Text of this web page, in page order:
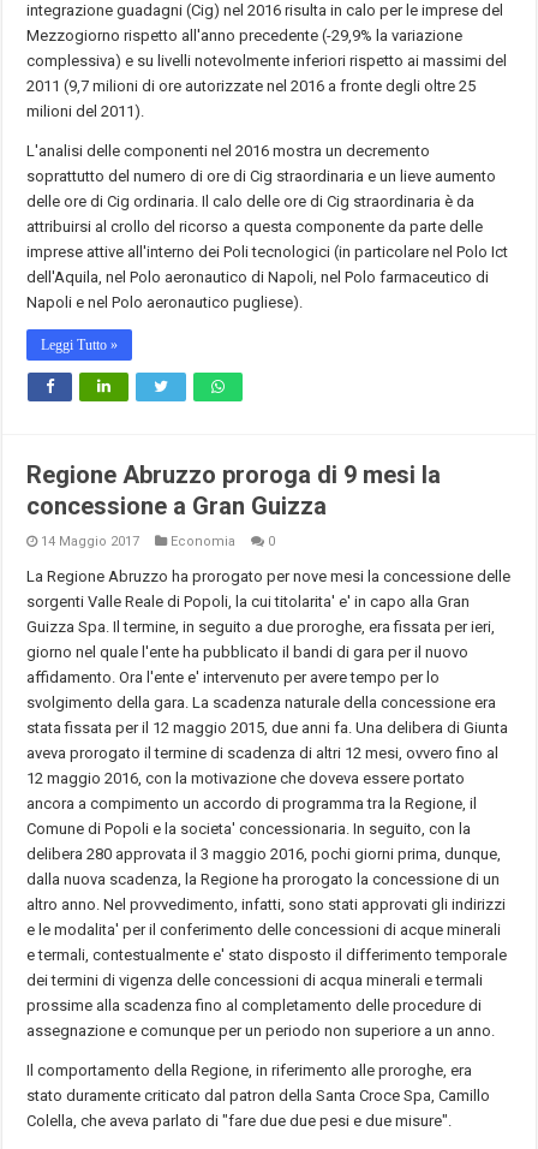
integrazione guadagni (Cig) nel 2016 risulta in calo per le imprese del
Mezzogiorno rispetto all'anno precedente (-29,9% la variazione
complessiva) e su livelli notevolmente inferiori rispetto ai massimi del
2011 (9,7 milioni di ore autorizzate nel 2016 a fronte degli oltre 25
milioni del 2011).
L'analisi delle componenti nel 2016 mostra un decremento
soprattutto del numero di ore di Cig straordinaria e un lieve aumento
delle ore di Cig ordinaria. Il calo delle ore di Cig straordinaria è da
attribuirsi al crollo del ricorso a questa componente da parte delle
imprese attive all'interno dei Poli tecnologici (in particolare nel Polo Ict
dell'Aquila, nel Polo aeronautico di Napoli, nel Polo farmaceutico di
Napoli e nel Polo aeronautico pugliese).
Leggi Tutto »
Regione Abruzzo proroga di 9 mesi la
concessione a Gran Guizza
14 Maggio 2017 Economia 0
La Regione Abruzzo ha prorogato per nove mesi la concessione delle
sorgenti Valle Reale di Popoli, la cui titolarita' e' in capo alla Gran
Guizza Spa. Il termine, in seguito a due proroghe, era fissata per ieri,
giorno nel quale l'ente ha pubblicato il bandi di gara per il nuovo
affidamento. Ora l'ente e' intervenuto per avere tempo per lo
svolgimento della gara. La scadenza naturale della concessione era
stata fissata per il 12 maggio 2015, due anni fa. Una delibera di Giunta
aveva prorogato il termine di scadenza di altri 12 mesi, ovvero fino al
12 maggio 2016, con la motivazione che doveva essere portato
ancora a compimento un accordo di programma tra la Regione, il
Comune di Popoli e la societa' concessionaria. In seguito, con la
delibera 280 approvata il 3 maggio 2016, pochi giorni prima, dunque,
dalla nuova scadenza, la Regione ha prorogato la concessione di un
altro anno. Nel provvedimento, infatti, sono stati approvati gli indirizzi
e le modalita' per il conferimento delle concessioni di acque minerali
e termali, contestualmente e' stato disposto il differimento temporale
dei termini di vigenza delle concessioni di acqua minerali e termali
prossime alla scadenza fino al completamento delle procedure di
assegnazione e comunque per un periodo non superiore a un anno.
Il comportamento della Regione, in riferimento alle proroghe, era
stato duramente criticato dal patron della Santa Croce Spa, Camillo
Colella, che aveva parlato di "fare due due pesi e due misure".